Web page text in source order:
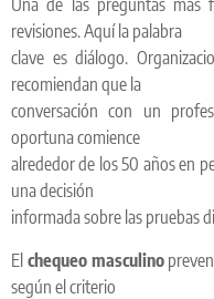
Una de las preguntas más
revisiones. Aquí la palabra
clave es diálogo.
recomiendan que la
conversación con un
oportuna comience
alrededor de los 50 años en
una decisión
informada sobre las pruebas
El chequeo masculino
según el criterio